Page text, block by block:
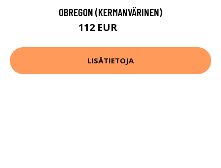
OBREGON (KERMANVÄRINEN)
112 EUR
LISÄTIETOJA